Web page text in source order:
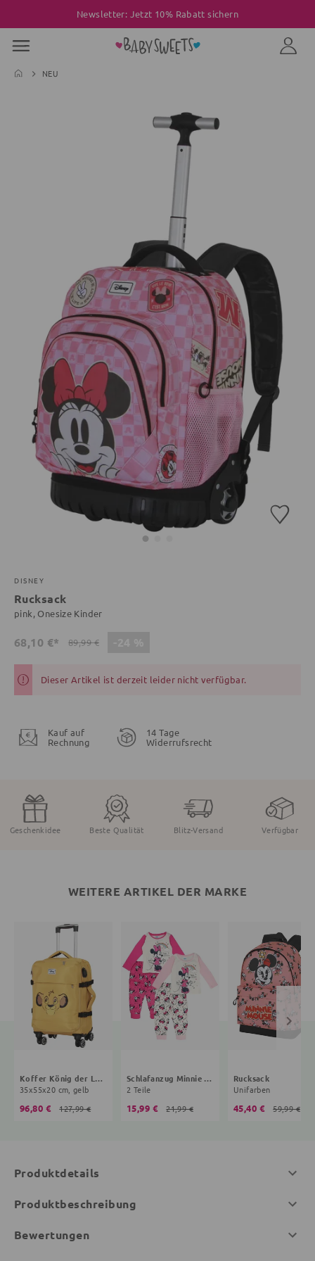
Newsletter: Jetzt 10% Rabatt sichern
NEU
DISNEY
Rucksack
pink, Onesize Kinder
68,10 €* 89,99 €
Dieser Artikel ist derzeit leider nicht verfügbar.
Kauf auf
Rechnung
14 Tage
Widerrufsrecht
Geschenkidee Beste Qualität Blitz-Versand Verfügbar
WEITERE ARTIKEL DER MARKE
Koffer König der Löwen
35x55x20 cm, gelb
96,80 € 127,99 €
Schlafanzug Minnie Mouse
2 Teile
15,99 € 21,99 €
Rucksack
Unifarben
45,40 € 59,99 €
Produktdetails
Produktbeschreibung
Bewertungen